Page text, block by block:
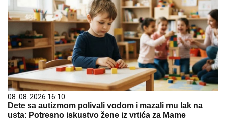
08. 08. 2026 16:10
Dete sa autizmom polivali vodom i mazali mu lak na
usta: Potresno iskustvo žene iz vrtića za Mame